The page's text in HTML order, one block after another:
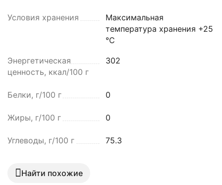
Условия хранения
Максимальная
температура хранения +25
°C
Энергетическая
ценность, ккал/100 г
302
Белки, г/100 г 0
Жиры, г/100 г 0
Углеводы, г/100 г 75.3
Найти похожие